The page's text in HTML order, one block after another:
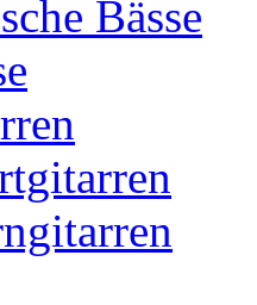
Bässe